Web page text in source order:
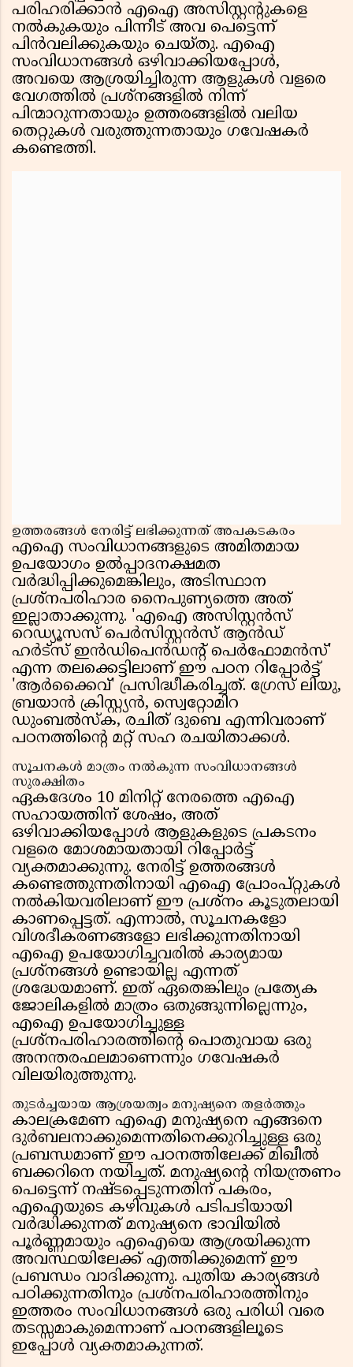
പരിഹരിക്കാൻ എഐ അസിസ്റ്റന്റുകളെ
നൽകുകയും പിന്നീട് അവ പെട്ടെന്ന്
പിൻവലിക്കുകയും ചെയ്തു. എഐ
സംവിധാനങ്ങൾ ഒഴിവാക്കിയപ്പോൾ,
അവയെ ആശ്രയിച്ചിരുന്ന ആളുകൾ വളരെ
വേഗത്തിൽ പ്രശ്നങ്ങളിൽ നിന്ന്
പിന്മാറുന്നതായും ഉത്തരങ്ങളിൽ വലിയ
തെറ്റുകൾ വരുത്തുന്നതായും ഗവേഷകർ
കണ്ടെത്തി.
ഉത്തരങ്ങൾ നേരിട്ട് ലഭിക്കുന്നത് അപകടകരം
എഐ സംവിധാനങ്ങളുടെ അമിതമായ
ഉപയോഗം ഉൽപ്പാദനക്ഷമത
വർദ്ധിപ്പിക്കുമെങ്കിലും, അടിസ്ഥാന
പ്രശ്നപരിഹാര നൈപുണ്യത്തെ അത്
ഇല്ലാതാക്കുന്നു. 'എഐ അസിസ്റ്റൻസ്
റെഡ്യൂസസ് പെർസിസ്റ്റൻസ് ആൻഡ്
ഹർട്സ് ഇൻഡിപെൻഡന്റ് പെർഫോമൻസ്'
എന്ന തലക്കെട്ടിലാണ് ഈ പഠന റിപ്പോർട്ട്
'ആർക്കൈവ്' പ്രസിദ്ധീകരിച്ചത്. ഗ്രേസ് ലിയു,
ബ്രയാൻ ക്രിസ്റ്റ്യൻ, സ്വെറ്റോമിറ
ഡുംബൽസ്ക, രചിത് ദുബെ എന്നിവരാണ്
പഠനത്തിന്റെ മറ്റ് സഹ രചയിതാക്കൾ.
സൂചനകൾ മാത്രം നൽകുന്ന സംവിധാനങ്ങൾ
സുരക്ഷിതം
ഏകദേശം 10 മിനിറ്റ് നേരത്തെ എഐ
സഹായത്തിന് ശേഷം, അത്
ഒഴിവാക്കിയപ്പോൾ ആളുകളുടെ പ്രകടനം
വളരെ മോശമായതായി റിപ്പോർട്ട്
വ്യക്തമാക്കുന്നു. നേരിട്ട് ഉത്തരങ്ങൾ
കണ്ടെത്തുന്നതിനായി എഐ പ്രോംപ്റ്റുകൾ
നൽകിയവരിലാണ് ഈ പ്രശ്നം കൂടുതലായി
കാണപ്പെട്ടത്. എന്നാൽ, സൂചനകളോ
വിശദീകരണങ്ങളോ ലഭിക്കുന്നതിനായി
എഐ ഉപയോഗിച്ചവരിൽ കാര്യമായ
പ്രശ്നങ്ങൾ ഉണ്ടായില്ല എന്നത്
ശ്രദ്ധേയമാണ്. ഇത് ഏതെങ്കിലും പ്രത്യേക
ജോലികളിൽ മാത്രം ഒതുങ്ങുന്നില്ലെന്നും,
എഐ ഉപയോഗിച്ചുള്ള
പ്രശ്നപരിഹാരത്തിന്റെ പൊതുവായ ഒരു
അനന്തരഫലമാണെന്നും ഗവേഷകർ
വിലയിരുത്തുന്നു.
തുടർച്ചയായ ആശ്രയത്വം മനുഷ്യനെ തളർത്തും
കാലക്രമേണ എഐ മനുഷ്യനെ എങ്ങനെ
ദുർബലനാക്കുമെന്നതിനെക്കുറിച്ചുള്ള ഒരു
പ്രബന്ധമാണ് ഈ പഠനത്തിലേക്ക് മിഖീൽ
ബക്കറിനെ നയിച്ചത്. മനുഷ്യന്റെ നിയന്ത്രണം
പെട്ടെന്ന് നഷ്ടപ്പെടുന്നതിന് പകരം,
എഐയുടെ കഴിവുകൾ പടിപടിയായി
വർദ്ധിക്കുന്നത് മനുഷ്യനെ ഭാവിയിൽ
പൂർണ്ണമായും എഐയെ ആശ്രയിക്കുന്ന
അവസ്ഥയിലേക്ക് എത്തിക്കുമെന്ന് ഈ
പ്രബന്ധം വാദിക്കുന്നു. പുതിയ കാര്യങ്ങൾ
പഠിക്കുന്നതിനും പ്രശ്നപരിഹാരത്തിനും
ഇത്തരം സംവിധാനങ്ങൾ ഒരു പരിധി വരെ
തടസ്സമാകുമെന്നാണ് പഠനങ്ങളിലൂടെ
ഇപ്പോൾ വ്യക്തമാകുന്നത്.